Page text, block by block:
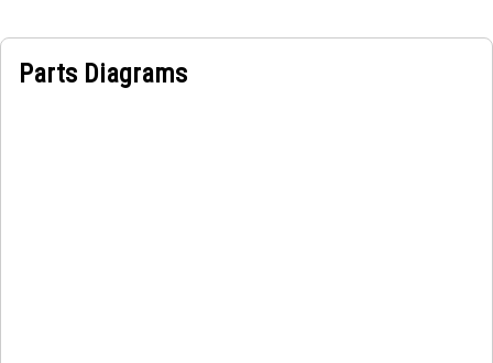
Parts Diagrams